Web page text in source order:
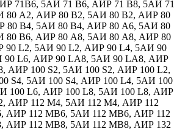
71B6, 5АИ 71 B6, АИР 71 B8, 5АИ 71
80 A2, АИР 80 B2, 5АИ 80 B2, АИР 80
80 B4, 5АИ 80 B4, АИР 80 A6, 5АИ 80
80 B6, АИР 80 A8, 5АИ 80 A8, АИР 80
90 L2, 5АИ 90 L2, АИР 90 L4, 5АИ 90
90 L6, АИР 90 LA8, 5АИ 90 LA8, АИР
АИР 100 S2, 5АИ 100 S2, АИР 100 L2,
S4, 5АИ 100 S4, АИР 100 L4, 5АИ 100
100 L6, АИР 100 L8, 5АИ 100 L8, АИР
АИР 112 M4, 5АИ 112 M4, АИР 112
АИР 112 MB6, 5АИ 112 MB6, АИР 112
АИР 112 MB8, 5АИ 112 MB8, АИР 132